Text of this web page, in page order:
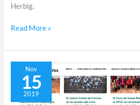
Herbig.
Read More »
Nov
15
2019
Coros
participantes
la